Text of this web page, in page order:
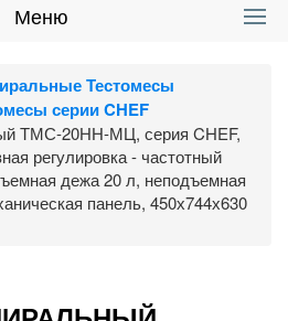
Меню
Тестомесы
серии CHEF
ТМС-20НН-МЦ, серия CHEF,
регулировка - частотный
дежа 20 л, неподъемная
панель, 450х744х630